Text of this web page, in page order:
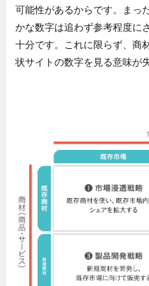
可能性があるからです。まっ
かな数字は追わず参考程度に
十分です。これに限らず、商
状サイトの数字を見る意味が